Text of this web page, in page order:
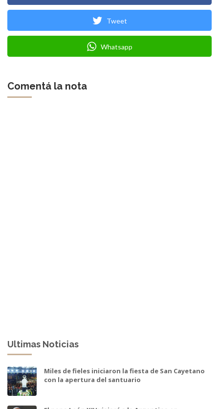
Tweet
Whatsapp
Comentá la nota
Ultimas Noticias
Miles de fieles iniciaron la fiesta de San Cayetano
con la apertura del santuario